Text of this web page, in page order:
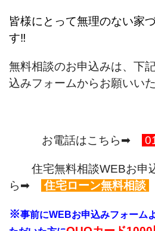
皆様にとって無理のない家
す‼
無料相談のお申込みは、下
込みフォームからお願いいた
お電話はこちら➡
住宅無料相談WEBお申
ら➡
住宅ローン無料相談
※事前にWEBお申込みフォーム